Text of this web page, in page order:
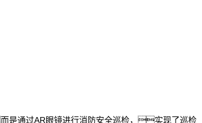
通过AR眼镜进行消防安全巡检，实现了巡检